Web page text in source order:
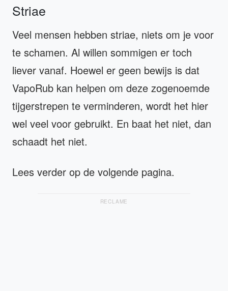
Striae
Veel mensen hebben striae, niets om je voor
te schamen. Al willen sommigen er toch
liever vanaf. Hoewel er geen bewijs is dat
VapoRub kan helpen om deze zogenoemde
tijgerstrepen te verminderen, wordt het hier
wel veel voor gebruikt. En baat het niet, dan
schaadt het niet.
Lees verder op de volgende pagina.
RECLAME